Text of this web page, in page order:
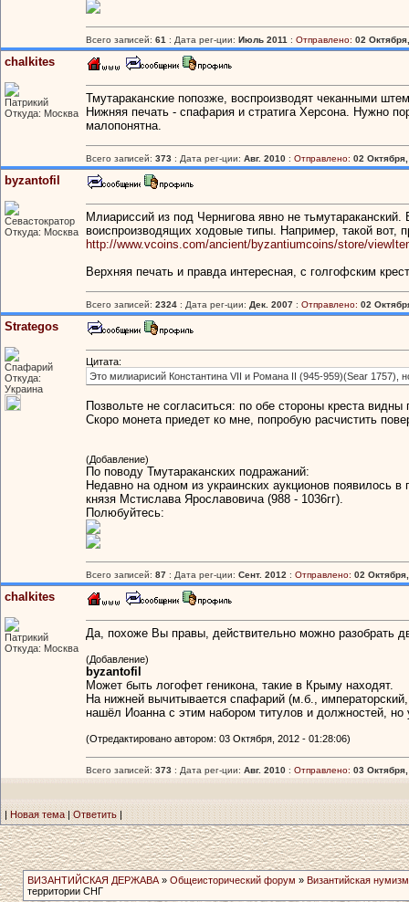
Всего записей: 61 : Дата рег-ции: Июль 2011 : Отправлено: 02
chalkites
Патрикий
Откуда: Москва
Тмутараканские попозже, воспроизводят чеканными
Нижняя печать - спафария и стратига Херсона. Нужно
малопонятна.
Всего записей: 373 : Дата рег-ции: Авг. 2010 : Отправлено: 02
byzantofil
Севастократор
Откуда: Москва
Млиариссий из под Чернигова явно не
воиспроизводящих ходовые типы. Например, такой вот,
http://www.vcoins.com/ancient/byzantiumcoins/store/
Верхняя печать и правда интересная, с голгофским
Всего записей: 2324 : Дата рег-ции: Дек. 2007 : Отправлено: 02
Strategos
Спафарий
Откуда:
Украина
Цитата:
Это милиарисий Константина VII и Романа II (945-959)(Sear 1757),
Позвольте не согласиться: по обе стороны креста
Скоро монета приедет ко мне, попробую расчистить
(Добавление)
По поводу Тмутараканских подражаний:
Недавно на одном из украинских аукционов появилось
князя Мстислава Ярославовича (988 - 1036гг).
Полюбуйтесь:
Всего записей: 87 : Дата рег-ции: Сент. 2012 : Отправлено: 02
chalkites
Патрикий
Откуда: Москва
Да, похоже Вы правы, действительно можно разобрать
(Добавление)
byzantofil
Может быть логофет геникона, такие в Крыму находят.
На нижней вычитывается спафарий (м.б.,
нашёл Иоанна с этим набором титулов и должностей, но
(Отредактировано автором: 03 Октября, 2012 - 01:28:06)
Всего записей: 373 : Дата рег-ции: Авг. 2010 : Отправлено: 03
| Новая тема|Ответить |
ВИЗАНТИЙСКАЯ ДЕРЖАВА» Общеисторический форум » Византийская
территории СНГ